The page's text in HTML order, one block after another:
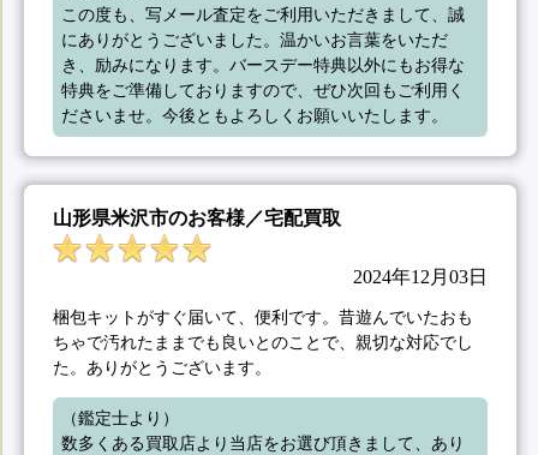
この度も、写メール査定をご利用いただきまして、誠
にありがとうございました。温かいお言葉をいただ
き、励みになります。バースデー特典以外にもお得な
特典をご準備しておりますので、ぜひ次回もご利用く
ださいませ。今後ともよろしくお願いいたします。
山形県米沢市のお客様／宅配買取
2024年12月03日
梱包キットがすぐ届いて、便利です。昔遊んでいたおも
ちゃで汚れたままでも良いとのことで、親切な対応でし
た。ありがとうございます。
（鑑定士より）
数多くある買取店より当店をお選び頂きまして、あり